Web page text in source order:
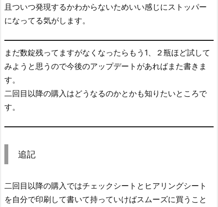
且ついつ発現するかわからないためいい感じにストッパー
になってる気がします。
まだ数錠残ってますがなくなったらもう1、２瓶ほど試して
みようと思うので今後のアップデートがあればまた書きま
す。
二回目以降の購入はどうなるのかとかも知りたいところで
す。
追記
二回目以降の購入ではチェックシートとヒアリングシート
を自分で印刷して書いて持っていけばスムーズに買うこと